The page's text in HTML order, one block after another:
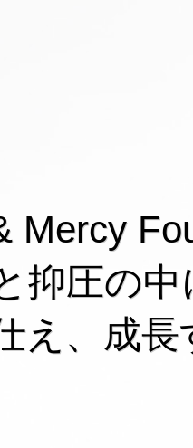
Mercy
抑圧の中
え、成長